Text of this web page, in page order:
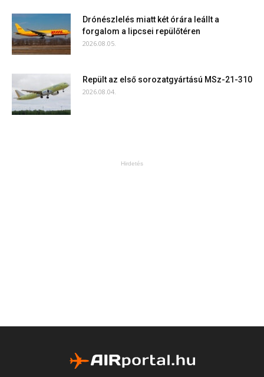
Drónészlelés miatt két órára leállt a
forgalom a lipcsei repülőtéren
2026.08.05.
Repült az első sorozatgyártású MSz-21-310
2026.08.04.
Hirdetés